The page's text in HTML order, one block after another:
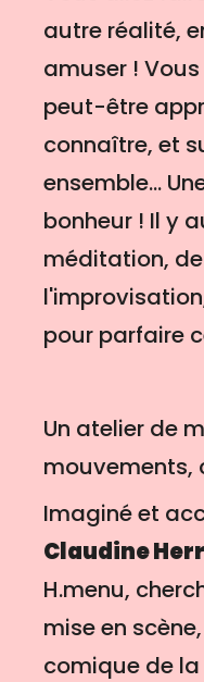
autre réalité,
amuser !
peut-être
connaître, et
ensemble...
bonheur ! Il y
méditation,
pour parfaire
Un atelier de
mouvements,
Imaginé et
Claudine
H.menu,
mise en
comique de la